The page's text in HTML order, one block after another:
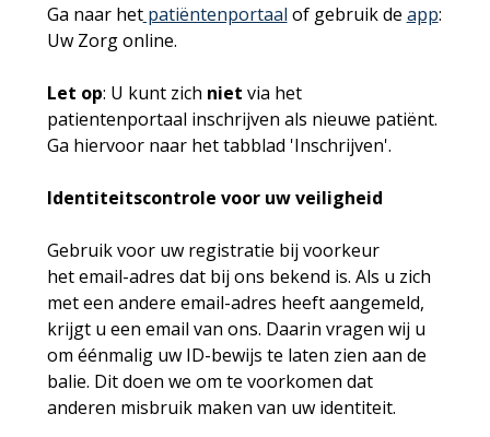
Ga naar hetpatiëntenportaal of gebruik de app:
Uw Zorg online.
Let op: U kunt zich niet via het
patientenportaal inschrijven als nieuwe patiënt.
Ga hiervoor naar het tabblad 'Inschrijven'.
Identiteitscontrole voor uw veiligheid
Gebruik voor uw registratie bij voorkeur
het email-adres dat bij ons bekend is. Als u zich
met een andere email-adres heeft aangemeld,
krijgt u een email van ons. Daarin vragen wij u
om éénmalig uw ID-bewijs te laten zien aan de
balie. Dit doen we om te voorkomen dat
anderen misbruik maken van uw identiteit.